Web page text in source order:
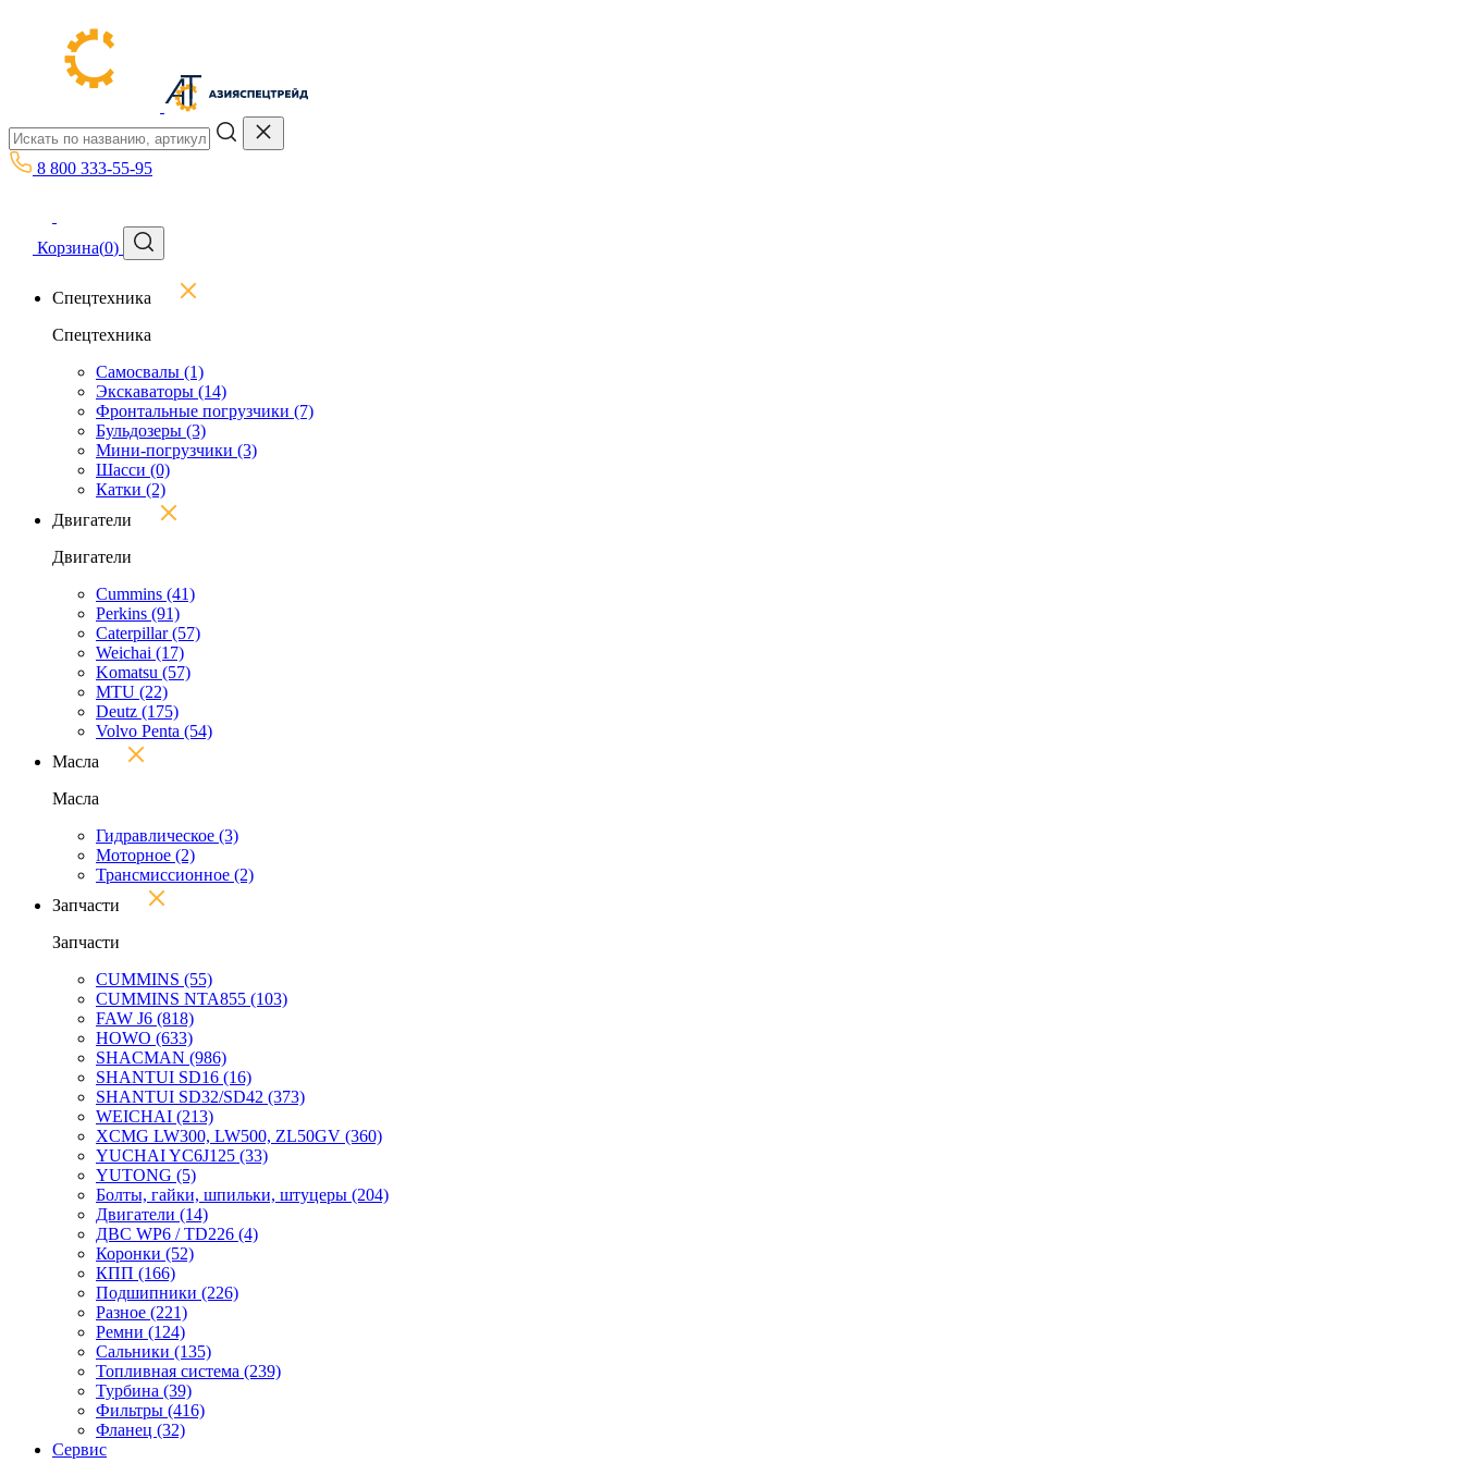
8 800 333-55-95
Корзина(0)
Спецтехника
Спецтехника
Самосвалы (1)
Экскаваторы (14)
Фронтальные погрузчики (7)
Бульдозеры (3)
Мини-погрузчики (3)
Шасси (0)
Катки (2)
Двигатели
Двигатели
Cummins (41)
Perkins (91)
Caterpillar(57)
Weichai (17)
Komatsu (57)
MTU (22)
Deutz (175)
Volvo Penta (54)
Масла
Масла
Гидравлическое (3)
Моторное (2)
Трансмиссионное (2)
Запчасти
Запчасти
CUMMINS (55)
CUMMINS NTA855 (103)
FAW J6 (818)
HOWO (633)
SHACMAN (986)
SHANTUI SD16 (16)
SHANTUI SD32/SD42 (373)
WEICHAI (213)
XCMG LW300, LW500, ZL50GV (360)
YUCHAI YC6J125 (33)
YUTONG (5)
Болты, гайки, шпильки, штуцеры (204)
Двигатели (14)
ДВС WP6 / TD226 (4)
Коронки (52)
КПП (166)
Подшипники (226)
Разное (221)
Ремни (124)
Сальники (135)
Топливная система (239)
Турбина (39)
Фильтры (416)
Фланец (32)
Сервис